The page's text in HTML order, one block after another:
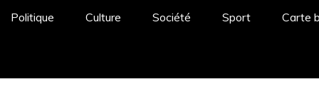
Politique Culture Société Sport Carte